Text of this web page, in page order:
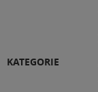
KATEGORIE